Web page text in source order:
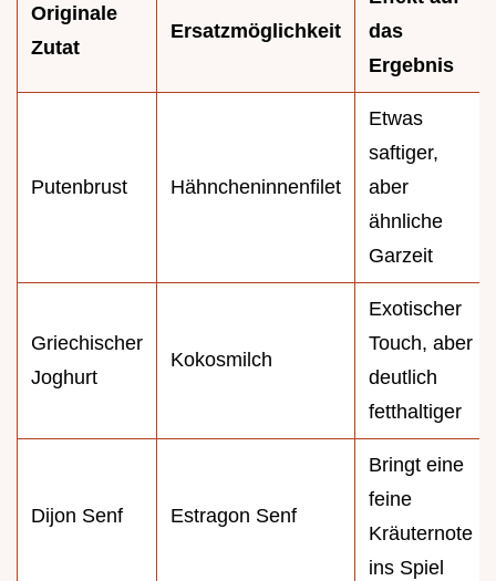
Originale
Zutat
Ersatzmöglichkeit
das
Ergebnis
Putenbrust Hähncheninnenfilet
Etwas
saftiger,
aber
ähnliche
Garzeit
Griechischer
Joghurt
Kokosmilch
Exotischer
Touch, aber
deutlich
fetthaltiger
Dijon Senf Estragon Senf
Bringt eine
feine
Kräuternote
ins Spiel